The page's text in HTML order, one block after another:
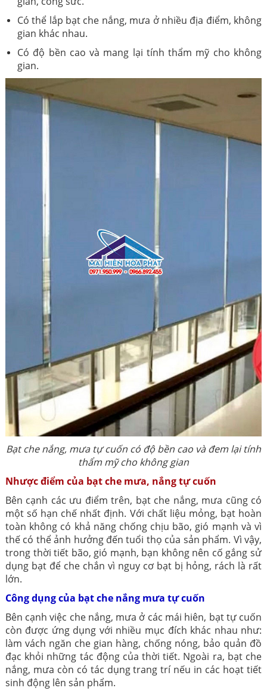
Có thể lắp bạt che nắng, mưa ở nhiều địa điểm, không
gian khác nhau.
Có độ bền cao và mang lại tính thẩm mỹ cho không
gian.
Bạt che nắng, mưa tự cuốn có độ bền cao và đem lại tính
thẩm mỹ cho không gian
Nhược điểm của bạt che mưa, nắng tự cuốn
Bên cạnh các ưu điểm trên, bạt che nắng, mưa cũng có
một số hạn chế nhất định. Với chất liệu mỏng, bạt hoàn
toàn không có khả năng chống chịu bão, gió mạnh và vì
thế có thể ảnh hưởng đến tuổi thọ của sản phẩm. Vì vậy,
trong thời tiết bão, gió mạnh, bạn không nên cố gắng sử
dụng bạt để che chắn vì nguy cơ bạt bị hỏng, rách là rất
lớn.
Công dụng của bạt che nắng mưa tự cuốn
Bên cạnh việc che nắng, mưa ở các mái hiên, bạt tự cuốn
còn được ứng dụng với nhiều mục đích khác nhau như:
làm vách ngăn che gian hàng, chống nóng, bảo quản đồ
đạc khỏi những tác động của thời tiết. Ngoài ra, bạt che
nắng, mưa còn có tác dụng trang trí nếu in các hoạt tiết
sinh động lên sản phẩm.